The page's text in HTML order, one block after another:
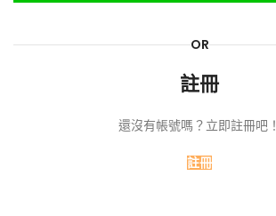
OR
註冊
還沒有帳號嗎？立即註冊吧！
註冊